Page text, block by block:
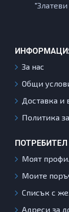
За нас
Общи
Доставка и
Политика
ПОТРЕБИТЕЛ
Моят
Моите
Списък с
Адреси за